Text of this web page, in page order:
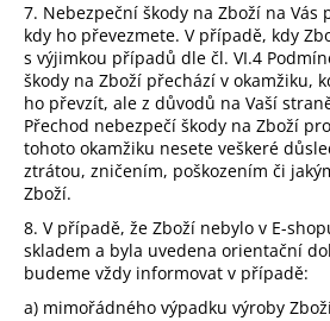
7. Nebezpeční škody na Zboží na Vás
kdy ho převezmete. V případě, kdy
s výjimkou případů dle čl. VI.4 P
škody na Zboží přechází v okamžiku,
ho převzít, ale z důvodů na Vaší
Přechod nebezpečí škody na Zboží
tohoto okamžiku nesete veškeré
ztrátou, zničením, poškozením či
Zboží.
8. V případě, že Zboží nebylo v E-
skladem a byla uvedena orientační
budeme vždy informovat v případě:
a) mimořádného výpadku výroby